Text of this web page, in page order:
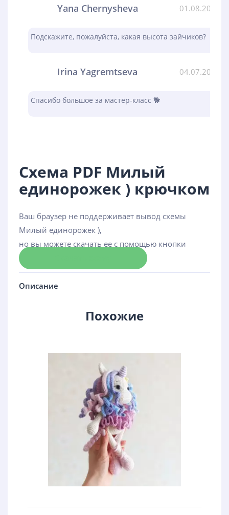
Yana Chernysheva 01.08.2023
Подскажите, пожалуйста, какая высота зайчиков?
Irina Yagremtseva 04.07.2023
Спасибо большое за мастер-класс 🐕
Схема PDF Милый
единорожек ) крючком
Ваш браузер не поддерживает вывод схемы
Милый единорожек ),
но вы можете скачать ее с помощью кнопки
Описание
Похожие